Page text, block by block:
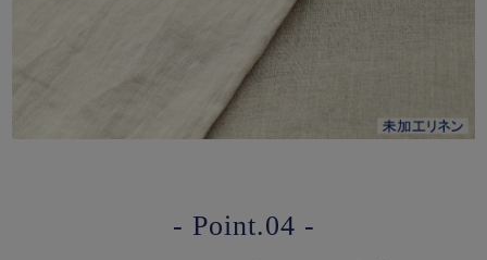
- Point.04 -